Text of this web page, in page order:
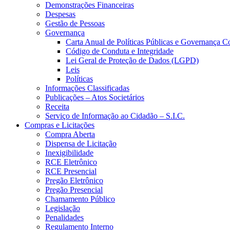
Demonstrações Financeiras
Despesas
Gestão de Pessoas
Governança
Carta Anual de Políticas Públicas e Governança
Código de Conduta e Integridade
Lei Geral de Proteção de Dados (LGPD)
Leis
Políticas
Informações Classificadas
Publicações – Atos Societários
Receita
Serviço de Informação ao Cidadão – S.I.C.
Compras e Licitações
Compra Aberta
Dispensa de Licitação
Inexigibilidade
RCE Eletrônico
RCE Presencial
Pregão Eletrônico
Pregão Presencial
Chamamento Público
Legislação
Penalidades
Regulamento Interno